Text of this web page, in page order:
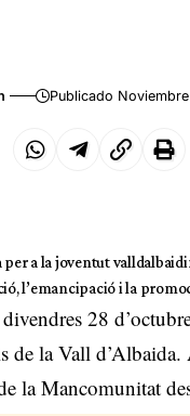
Publicado
per a la joventut
l’emancipació i la
28
de la Vall d’Albaida.
la Mancomunitat